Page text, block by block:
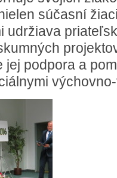
súčasní
udržiava
jej podpora a